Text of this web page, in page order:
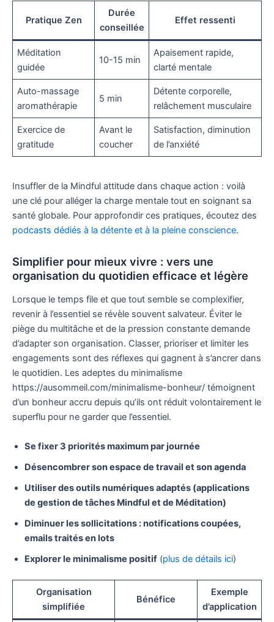
Pratique Zen
Durée
conseillée
Effet ressenti
Méditation
guidée
10-15 min
Apaisement rapide,
clarté mentale
Auto-massage
aromathérapie
5 min
Détente corporelle,
relâchement musculaire
Exercice de
gratitude
Avant le
coucher
Satisfaction, diminution
de l’anxiété
Insuffler de la Mindful attitude dans chaque action : voilà
une clé pour alléger la charge mentale tout en soignant sa
santé globale. Pour approfondir ces pratiques, écoutez des
podcasts dédiés à la détente et à la pleine conscience.
Simplifier pour mieux vivre : vers une
organisation du quotidien efficace et légère
Lorsque le temps file et que tout semble se complexifier,
revenir à l’essentiel se révèle souvent salvateur. Éviter le
piège du multitâche et de la pression constante demande
d’adapter son organisation. Classer, prioriser et limiter les
engagements sont des réflexes qui gagnent à s’ancrer dans
le quotidien. Les adeptes du minimalisme
https://ausommeil.com/minimalisme-bonheur/ témoignent
d’un bonheur accru depuis qu’ils ont réduit volontairement le
superflu pour ne garder que l’essentiel.
Se fixer 3 priorités maximum par journée
Désencombrer son espace de travail et son agenda
Utiliser des outils numériques adaptés (applications
de gestion de tâches Mindful et de Méditation)
Diminuer les sollicitations : notifications coupées,
emails traités en lots
Explorer le minimalisme positif (plus de détails ici)
Organisation
simplifiée
Bénéfice
Exemple
d’application